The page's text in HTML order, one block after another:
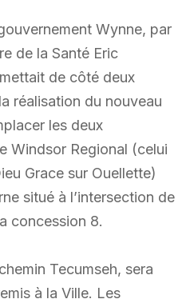
Wynne, par
de la Santé Eric
de côté deux
réalisation du nouveau
les deux
Windsor Regional (celui
Grace sur Ouellette)
situé à l’intersection de
concession 8.
Tecumseh, sera
à la Ville. Les